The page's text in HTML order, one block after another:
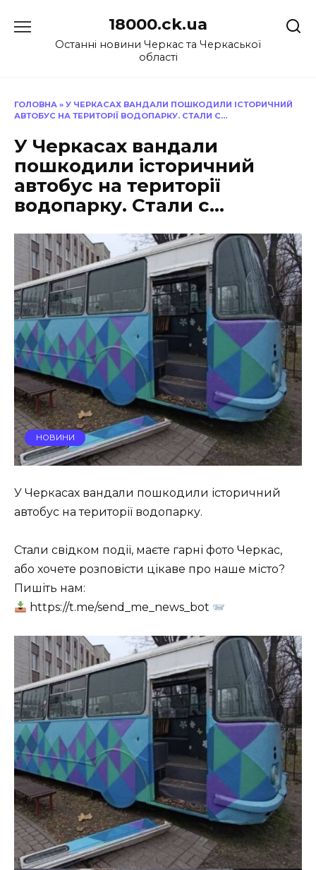
до
18000.ck.ua
Останні новини Черкас та Черкаської
області
ГОЛОВНА » У ЧЕРКАСАХ ВАНДАЛИ ПОШКОДИЛИ ІСТОРИЧНИЙ
АВТОБУС НА ТЕРИТОРІЇ ВОДОПАРКУ. СТАЛИ С…
У Черкасах вандали
пошкодили історичний
автобус на території
водопарку. Стали с…
НОВИНИ
У Черкасах вандали пошкодили історичний
автобус на території водопарку.
Стали свідком події, маєте гарні фото Черкас,
або хочете розповісти цікаве про наше місто?
Пишіть нам:
https://t.me/send_me_news_bot